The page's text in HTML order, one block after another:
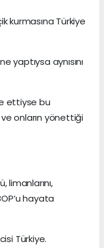
kurmasına Türkiye
yaptıysa aynısını
ettiyse bu
ve onların yönettiği
limanlarını,
hayata
Türkiye.